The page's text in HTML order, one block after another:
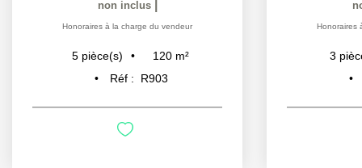
non inclus
Honoraires à la charge du vendeur
5 pièce(s) 120 m²
Réf :
R903
Honoraires
3